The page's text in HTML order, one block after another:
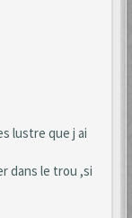
lustre que j ai
dans le trou ,si